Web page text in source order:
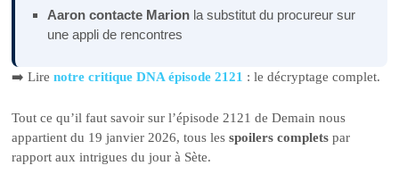
Aaron contacte Marion la substitut du procureur sur
une appli de rencontres
➡️ Lirenotre critique DNA épisode 2121 : le décryptage complet.
Tout ce qu’il faut savoir sur l’épisode 2121 de Demain nous
appartient du 19 janvier 2026, tous lesspoilers complets par
rapport aux intrigues du jour à Sète.